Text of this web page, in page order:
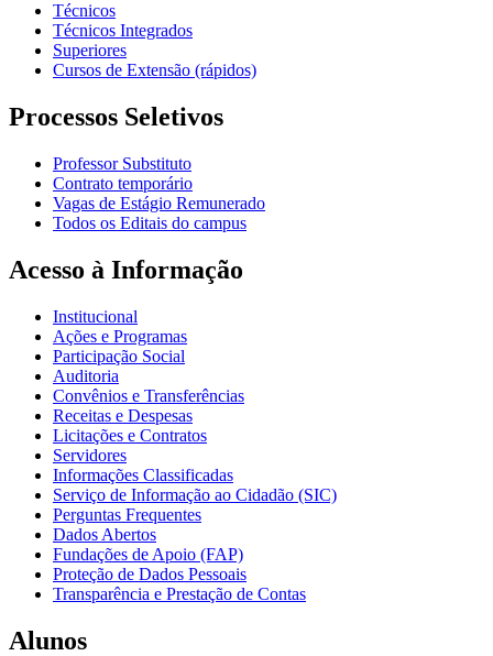
Técnicos
Técnicos Integrados
Superiores
Cursos de Extensão (rápidos)
Processos Seletivos
Professor Substituto
Contrato temporário
Vagas de Estágio Remunerado
Todos os Editais do campus
Acesso à Informação
Institucional
Ações e Programas
Participação Social
Auditoria
Convênios e Transferências
Receitas e Despesas
Licitações e Contratos
Servidores
Informações Classificadas
Serviço de Informação ao Cidadão (SIC)
Perguntas Frequentes
Dados Abertos
Fundações de Apoio (FAP)
Proteção de Dados Pessoais
Transparência e Prestação de Contas
Alunos